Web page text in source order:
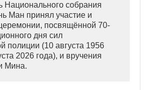
Национального собрания
Ман принял участие и
посвящённой 70-
дня сил
полиции (10 августа 1956
2026 года), и вручения
Мина.